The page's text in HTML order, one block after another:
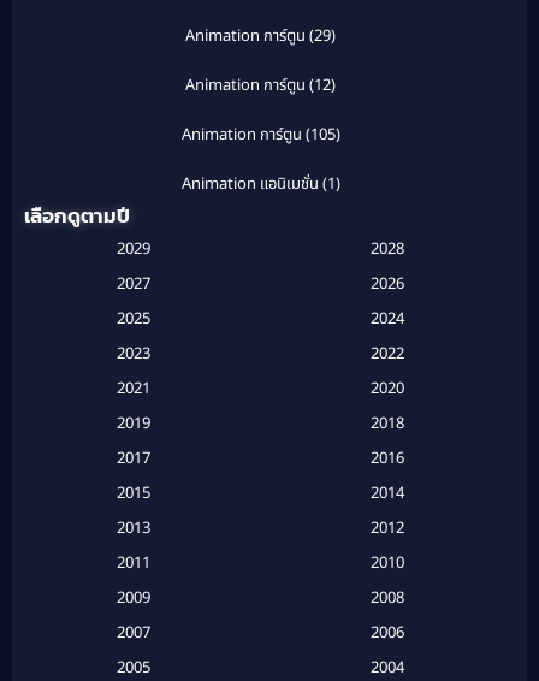
Animation การ์ตูน (29)
Animation การ์ตูน (12)
Animation การ์ตูน (105)
Animation แอนิเมชั่น (1)
Based on a True Story สร้างจากเรื่องจริง(2)
Based on a True Story เรื่องจริง (20)
เลือกดูตามปี
2029
2028
2027
2026
2025
2024
2023
2022
2021
2020
2019
2018
2017
2016
2015
2014
2013
2012
2011
2010
2009
2008
2007
2006
2005
2004